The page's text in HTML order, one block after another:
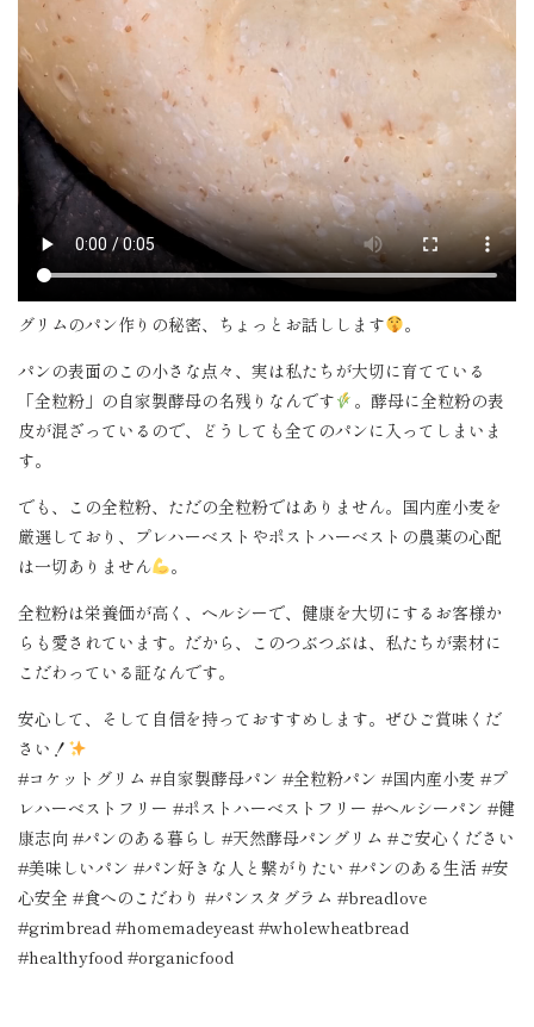
グリムのパン作りの秘密、ちょっとお話しします
。
パンの表面のこの小さな点々、実は私たちが大切に育てている
「全粒粉」の自家製酵母の名残りなんです
。酵母に全粒粉の表
皮が混ざっているので、どうしても全てのパンに入ってしまいま
す。
でも、この全粒粉、ただの全粒粉ではありません。国内産小麦を
厳選しており、プレハーベストやポストハーベストの農薬の心配
は一切ありません
。
全粒粉は栄養価が高く、ヘルシーで、健康を大切にするお客様か
らも愛されています。だから、このつぶつぶは、私たちが素材に
こだわっている証なんです。
安心して、そして自信を持っておすすめします。ぜひご賞味くだ
さい！
#コケットグリム #自家製酵母パン #全粒粉パン #国内産小麦 #プ
レハーベストフリー #ポストハーベストフリー #ヘルシーパン #健
康志向 #パンのある暮らし #天然酵母パングリム #ご安心ください
#美味しいパン #パン好きな人と繋がりたい #パンのある生活 #安
心安全 #食へのこだわり #パンスタグラム #breadlove
#grimbread #homemadeyeast #wholewheatbread
#healthyfood #organicfood